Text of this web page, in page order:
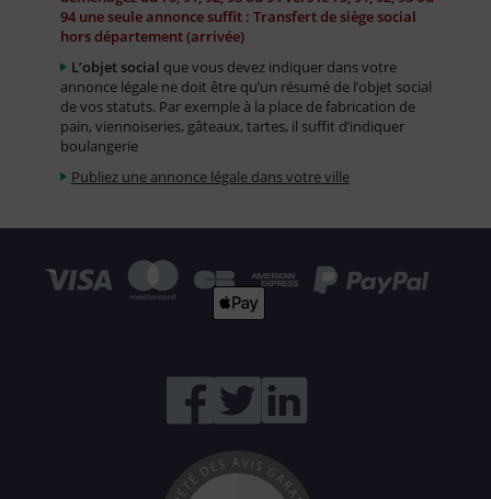
94 une seule annonce suffit : Transfert de siège social
hors département (arrivée)
L’objet social que vous devez indiquer dans votre
annonce légale ne doit être qu’un résumé de l’objet social
de vos statuts. Par exemple à la place de fabrication de
pain, viennoiseries, gâteaux, tartes, il suffit d’indiquer
boulangerie
Publiez une annonce légale dans votre ville